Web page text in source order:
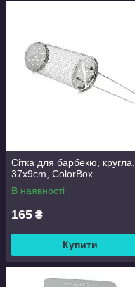
Сітка для барбекю, кругла,
37x9cm, ColorBox
В наявності
165 ₴
Купити